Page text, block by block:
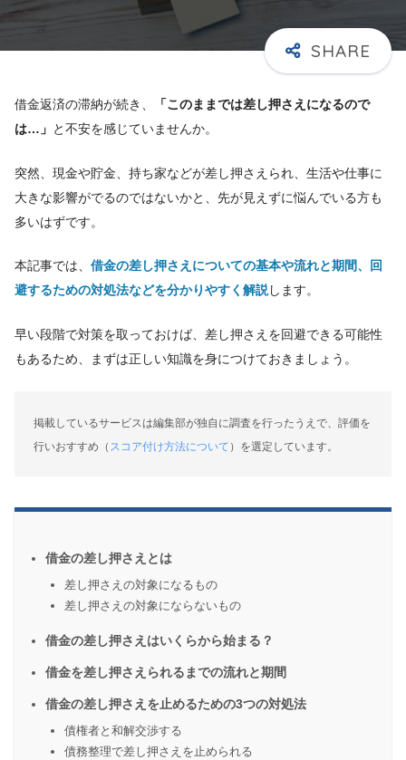
借金返済の滞納が続き、
「このままでは差し押さえになるので
は…」 と不安を感じていませんか。
突然、現金や貯金、持ち家などが差し押さえられ、生活や仕事に
大きな影響がでるのではないかと、先が見えずに悩んでいる方も
多いはずです。
本記事では、 借金の差し押さえについての基本や流れと期間、回
避するための対処法などを分かりやすく解説します。
早い段階で対策を取っておけば、差し押さえを回避できる可能性
もあるため、まずは正しい知識を身につけておきましょう。
掲載しているサービスは編集部が独自に調査を行ったうえで、評価を
行いおすすめ（ スコア付け方法について ）を選定しています。
借金の差し押さえとは
差し押さえの対象になるもの
差し押さえの対象にならないもの
借金の差し押さえはいくらから始まる？
借金を差し押さえられるまでの流れと期間
借金の差し押さえを止めるための3つの対処法
債権者と和解交渉する
債務整理で差し押さえを止められる